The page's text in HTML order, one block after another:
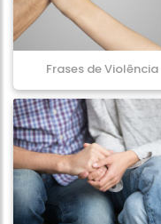
Frases de Violência